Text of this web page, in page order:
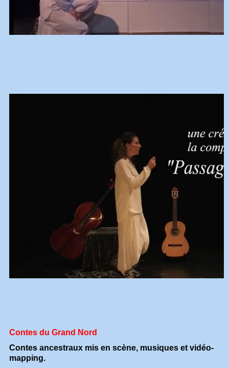
Contes du Grand Nord
Contes ancestraux mis en scène, musiques et vidéo-
mapping.